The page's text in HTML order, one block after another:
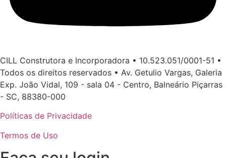
CILL Construtora e Incorporadora • 10.523.051/0001-51 •
Todos os direitos reservados • Av. Getulio Vargas, Galeria
Exp. João Vidal, 109 - sala 04 - Centro, Balneário Piçarras
- SC, 88380-000
Políticas de Privacidade
Termos de Uso